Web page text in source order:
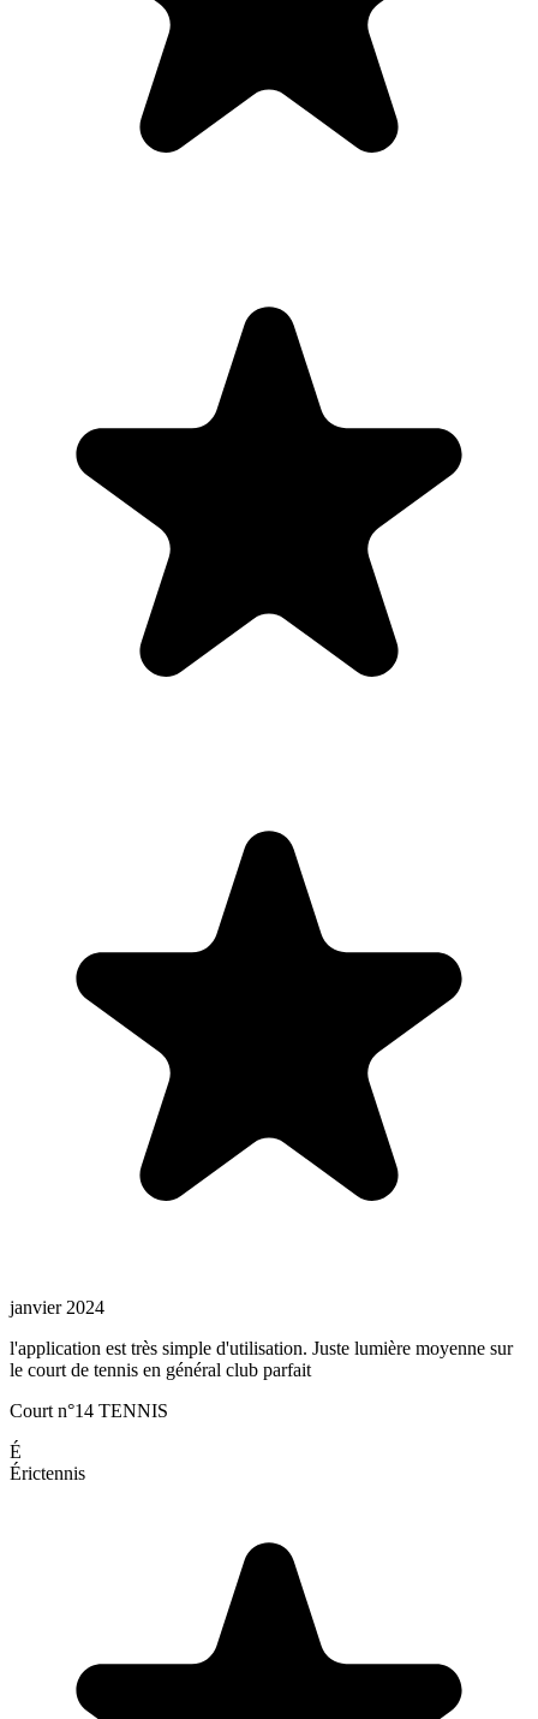
janvier 2024
l'application est très simple d'utilisation. Juste lumière moyenne sur
le court de tennis en général club parfait
Court n°14 TENNIS
É
Érictennis